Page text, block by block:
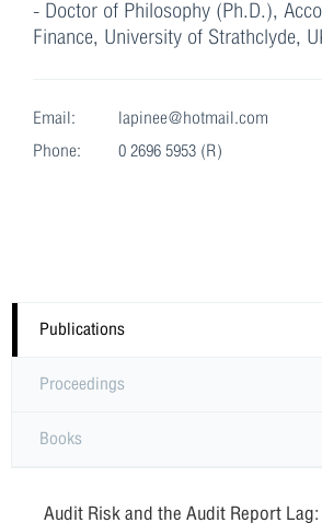
- Doctor of Philosophy (Ph.D.),
Finance, University of Strathclyde,
Email:
lapinee@hotmail.com
Phone:
0 2696 5953 (R)
Publications
Proceedings
Books
Audit Risk and the Audit Report